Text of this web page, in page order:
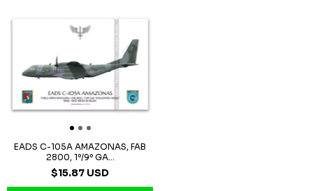
EADS C-105A AMAZONAS, FAB
2800, 1º/9º GA...
$15.87 USD